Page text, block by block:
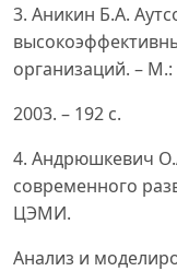
3. Аникин Б.А.
организаций. –
2003. – 192 с.
4. Андрюшкевич
современного
ЦЭМИ.
Анализ и